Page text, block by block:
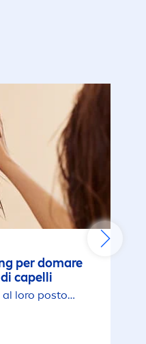
per domare
capelli
loro posto…